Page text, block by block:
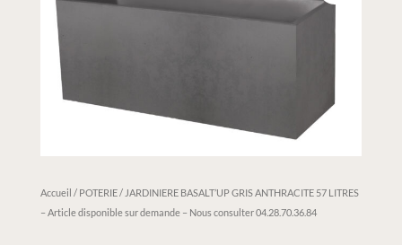
Accueil / POTERIE/ JARDINIERE BASALT’UP GRIS ANTHRACITE 57 LITRES
– Article disponible sur demande – Nous consulter 04.28.70.36.84